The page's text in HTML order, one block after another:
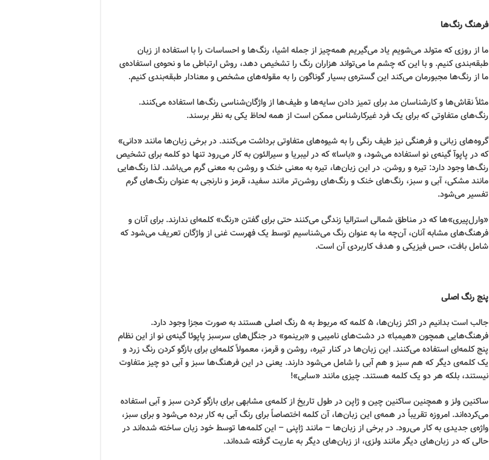
فرهنگ رنگ‌ها
ما از روزی که متولد می‌شویم یاد می‌گیریم همه‌چیز از جمله اشیا، رنگ‌ها و احساسات را با استفاده از زبان
طبقه‌بندی کنیم. و با این که چشم ما می‌تواند هزاران رنگ را تشخیص دهد، روش ارتباطی ما و نحوه‌ی استفاده‌ی
ما از رنگ‌ها مجبورمان می‌کند این گستره‌ی بسیار گوناگون را به مقوله‌های مشخص و معنادار طبقه‌بندی کنیم.
مثلاً نقاش‌ها و کارشناسان مد برای تمیز دادن سایه‌ها و طیف‌ها از واژگان‌شناسی رنگ‌ها استفاده می‌کنند.
رنگ‌های متفاوتی که برای یک فرد غیرکارشناس ممکن است از همه لحاظ یکی به نظر برسند.
گروه‌های زبانی و فرهنگی نیز طیف رنگی را به شیوه‌های متفاوتی برداشت می‌کنند. در برخی زبان‌ها مانند «دانی»
که در پاپوآ گینه‌ی نو استفاده می‌شود، و «باسا» که در لیبریا و سیرالئون به کار می‌رود تنها دو کلمه برای تشخیص
رنگ‌ها وجود دارد: تیره و روشن. در این زبان‌ها، تیره به معنی خنک و روشن به معنی گرم می‌باشد. لذا رنگ‌هایی
مانند مشکی، آبی و سبز، رنگ‌های خنک و رنگ‌های روشن‌تر مانند سفید، قرمز و نارنجی به عنوان رنگ‌های گرم
تفسیر می‌شود.
«وارل‌پیری»ها که در مناطق شمالی استرالیا زندگی می‌کنند حتی برای گفتن «رنگ» کلمه‌ای ندارند. برای آنان و
فرهنگ‌های مشابه آنان، آن‌چه ما به عنوان رنگ می‌شناسیم توسط یک فهرست غنی از واژگان تعریف می‌شود که
شامل بافت، حس فیزیکی و هدف کاربردی آن است.
پنج رنگ اصلی
جالب است بدانیم در اکثر زبان‌ها، ۵ کلمه که مربوط به ۵ رنگ اصلی هستند به صورت مجزا وجود دارد.
فرهنگ‌هایی همچون «هیمبا» در دشت‌های نامیبی و «برینمو» در جنگل‌های سرسبز پاپوئا گینه‌ی نو از این نظام
پنج کلمه‌ای استفاده می‌کنند. این زبان‌ها در کنار تیره، روشن و قرمز، معمولاً کلمه‌ای برای بازگو کردن رنگ زرد و
یک کلمه‌ی دیگر که هم سبز و هم آبی را شامل می‌شود دارند. یعنی در این فرهنگ‌ها سبز و آبی دو چیز متفاوت
نیستند، بلکه هر دو یک کلمه هستند. چیزی مانند «سابی»!
ساکنین ولز و همچنین ساکنین چین و ژاپن در طول تاریخ از کلمه‌ی مشابهی برای بازگو کردن سبز و آبی استفاده
می‌کرده‌اند. امروزه تقریباً در همه‌ی این زبان‌ها، آن کلمه اختصاصاً برای رنگ آبی به کار برده می‌شود و برای سبز،
واژه‌ی جدیدی به کار می‌رود. در برخی از زبان‌ها – مانند ژاپنی – این کلمه‌ها توسط خود زبان ساخته شده‌اند در
حالی که در زبان‌های دیگر مانند ولزی، از زبان‌های دیگر به عاریت گرفته شده‌اند.